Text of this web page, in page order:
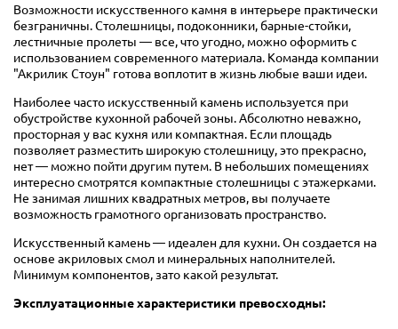
Возможности искусственного камня в интерьере практически
безграничны. Столешницы, подоконники, барные-стойки,
лестничные пролеты — все, что угодно, можно оформить с
использованием современного материала. Команда компании
"Акрилик Стоун" готова воплотит в жизнь любые ваши идеи.
Наиболее часто искусственный камень используется при
обустройстве кухонной рабочей зоны. Абсолютно неважно,
просторная у вас кухня или компактная. Если площадь
позволяет разместить широкую столешницу, это прекрасно,
нет — можно пойти другим путем. В небольших помещениях
интересно смотрятся компактные столешницы с этажерками.
Не занимая лишних квадратных метров, вы получаете
возможность грамотного организовать пространство.
Искусственный камень — идеален для кухни. Он создается на
основе акриловых смол и минеральных наполнителей.
Минимум компонентов, зато какой результат.
Эксплуатационные характеристики превосходны: